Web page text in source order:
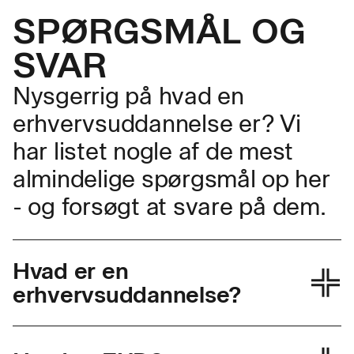
SPØRGSMÅL OG
SVAR
Nysgerrig på hvad en
erhvervsuddannelse er? Vi
har listet nogle af de mest
almindelige spørgsmål op her
- og forsøgt at svare på dem.
Hvad er en
erhvervsuddannelse?
En erhvervsuddannelse giver dig en praktisk